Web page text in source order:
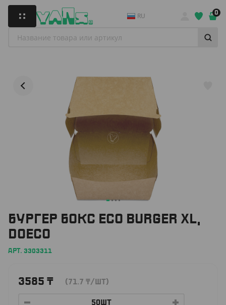
RU 0
БУРГЕР БОКС ECO BURGER XL,
DOECO
АРТ. 3303311
3585 ₸ (71.7 ₸/ШТ)